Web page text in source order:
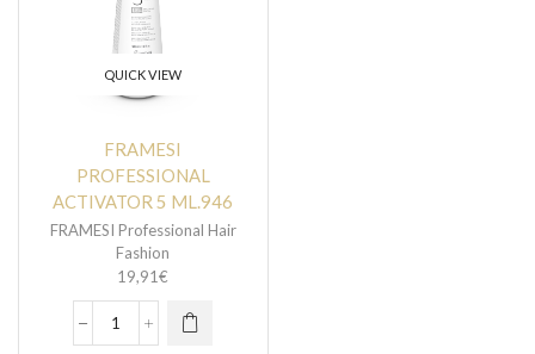
QUICK VIEW
FRAMESI
PROFESSIONAL
ACTIVATOR 5 ML.946
FRAMESI Professional Hair
Fashion
19,91€